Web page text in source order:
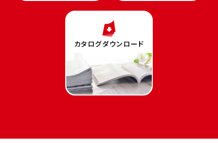
カタログダウンロード